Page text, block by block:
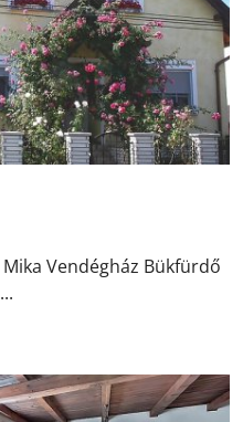
Vendégház Bükfürdő